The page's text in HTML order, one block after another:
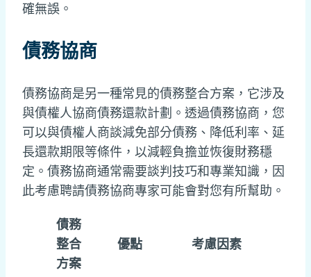
確無誤。
債務協商
債務協商是另一種常見的債務整合方案，它涉及
與債權人協商債務還款計劃。透過債務協商，您
可以與債權人商談減免部分債務、降低利率、延
長還款期限等條件，以減輕負擔並恢復財務穩
定。債務協商通常需要談判技巧和專業知識，因
此考慮聘請債務協商專家可能會對您有所幫助。
債務
整合
方案
優點 考慮因素